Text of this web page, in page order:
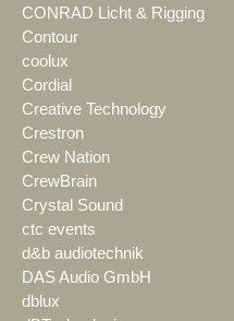
CONRAD Licht & Rigging
Contour
coolux
Cordial
Creative Technology
Crestron
Crew Nation
CrewBrain
Crystal Sound
ctc events
d&b audiotechnik
DAS Audio GmbH
dblux